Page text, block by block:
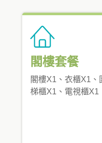
閣樓套餐
閣樓X1、衣櫃X1
梯櫃X1、電視櫃X1